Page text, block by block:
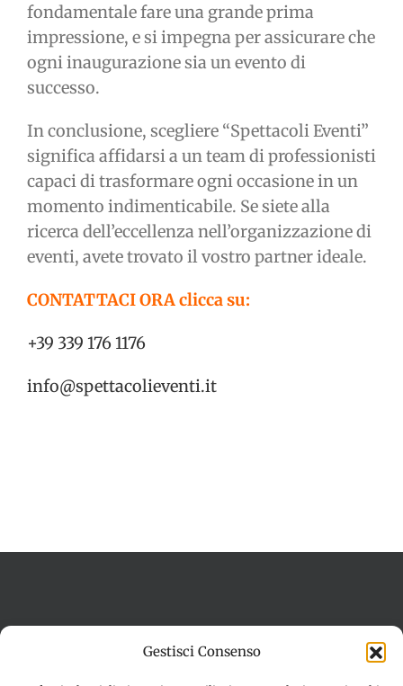
Gestisci Consenso
fondamentale fare una grande prima
impressione, e si impegna per assicurare che
ogni inaugurazione sia un evento di
successo.
In conclusione, scegliere “Spettacoli Eventi”
significa affidarsi a un team di professionisti
capaci di trasformare ogni occasione in un
momento indimenticabile. Se siete alla
ricerca dell’eccellenza nell’organizzazione di
eventi, avete trovato il vostro partner ideale.
CONTATTACI ORA clicca su:
+39 339 176 1176
info@spettacolieventi.it
Dichiarazione sulla Privacy (UE)